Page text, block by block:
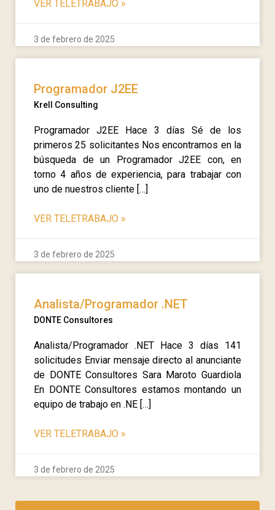
VER TELETRABAJO »
3 de febrero de 2025
Programador J2EE
Krell Consulting
Programador J2EE Hace 3 días Sé de los
primeros 25 solicitantes Nos encontramos en la
búsqueda de un Programador J2EE con, en
torno 4 años de experiencia, para trabajar con
uno de nuestros cliente […]
VER TELETRABAJO »
3 de febrero de 2025
Analista/Programador .NET
DONTE Consultores
Analista/Programador .NET Hace 3 días 141
solicitudes Enviar mensaje directo al anunciante
de DONTE Consultores Sara Maroto Guardiola
En DONTE Consultores estamos montando un
equipo de trabajo en .NE […]
VER TELETRABAJO »
3 de febrero de 2025